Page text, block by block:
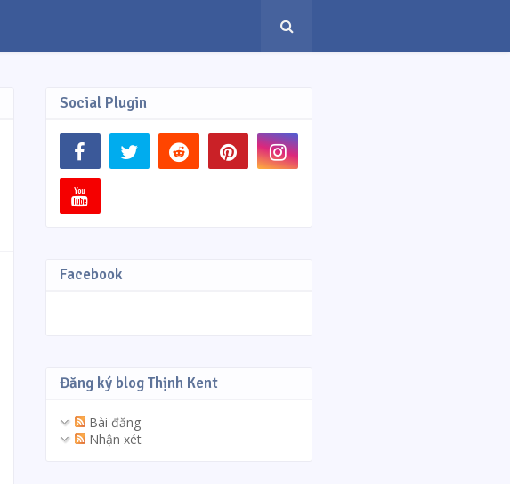
Social Plugin
Facebook
Đăng ký blog Thịnh Kent
Bài đăng
Nhận xét